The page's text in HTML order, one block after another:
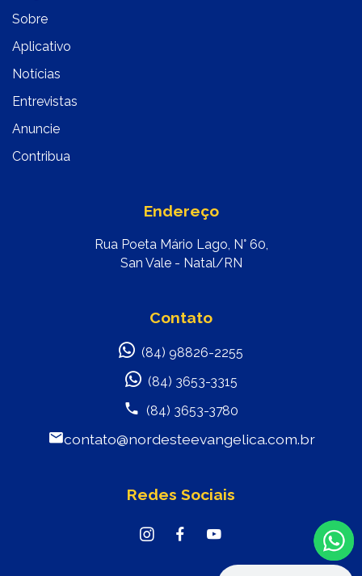
Sobre
Aplicativo
Notícias
Entrevistas
Anuncie
Contribua
Endereço
Rua Poeta Mário Lago, N° 60,
San Vale - Natal/RN
Contato
(84) 98826-2255
(84) 3653-3315
(84) 3653-3780
contato@nordesteevangelica.com.br
Redes Sociais